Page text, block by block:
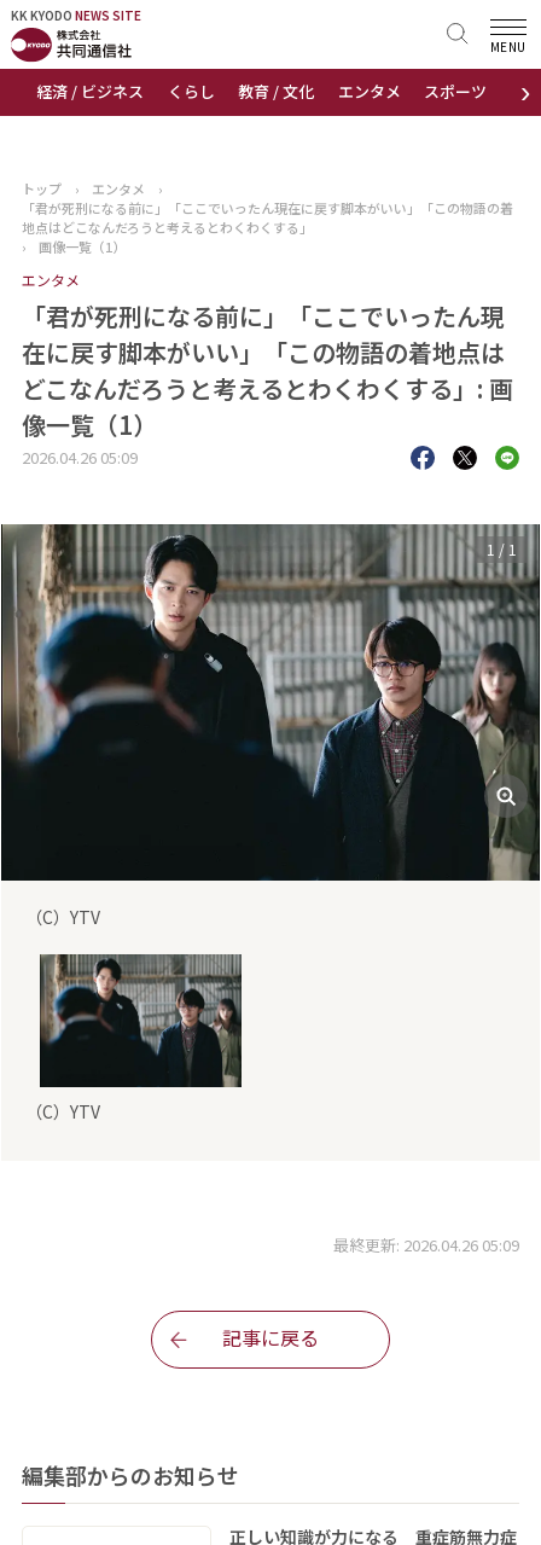
KK KYODO NEWS SITE
›
経済 / ビジネス くらし 教育 / 文化 エンタメ スポーツ 地域
MENU
KK KYODONEWS SITE
トップページ
ニュース
おすすめコンテンツ
出版物
会社概要
トップ › エンタメ
›
「君が死刑になる前に」「ここでいったん現在に戻す脚本がいい」「この物語の着
地点はどこなんだろうと考えるとわくわくする」
›
画像一覧（1）
エンタメ
「君が死刑になる前に」「ここでいったん現
在に戻す脚本がいい」「この物語の着地点は
どこなんだろうと考えるとわくわくする」: 画
像一覧（1）
2026.04.26 05:09
（C）YTV
1 / 1
（C）YTV
最終更新: 2026.04.26 05:09
記事に戻る
編集部からのお知らせ
正しい知識が力になる 重症筋無力症